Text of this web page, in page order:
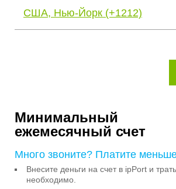
США, Нью-Йорк (+1212)
Минимальный
ежемесячный счет
Много звоните? Платите
Внесите деньги на счет в ipPort и
необходимо.